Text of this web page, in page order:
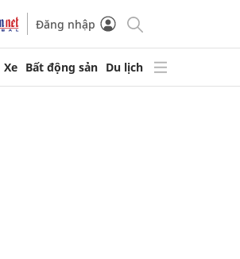
Đăng nhập
Xe Bất động sản Du lịch